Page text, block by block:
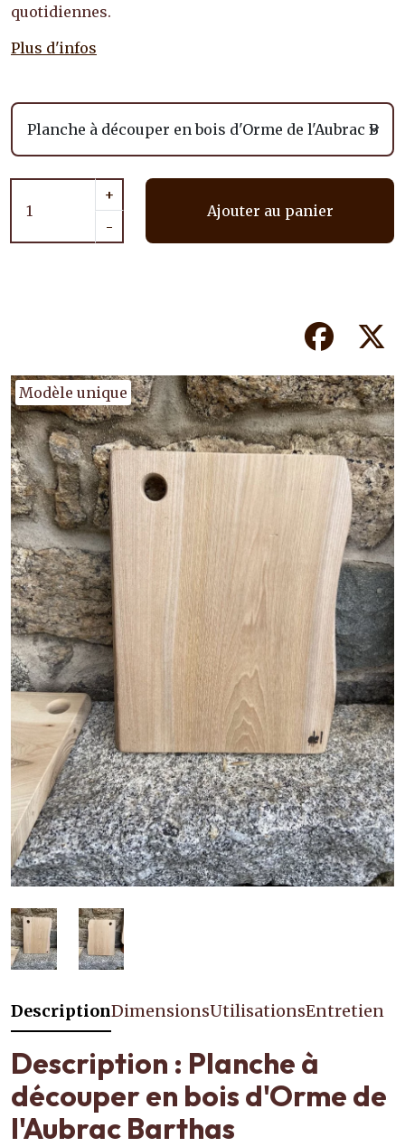
Modèle unique
quotidiennes.
Plus d'infos
+
-
Ajouter au panier
Facebook
DescriptionDimensionsUtilisationsEntretien
Description : Planche à
découper en bois d'Orme de
l'Aubrac Barthas